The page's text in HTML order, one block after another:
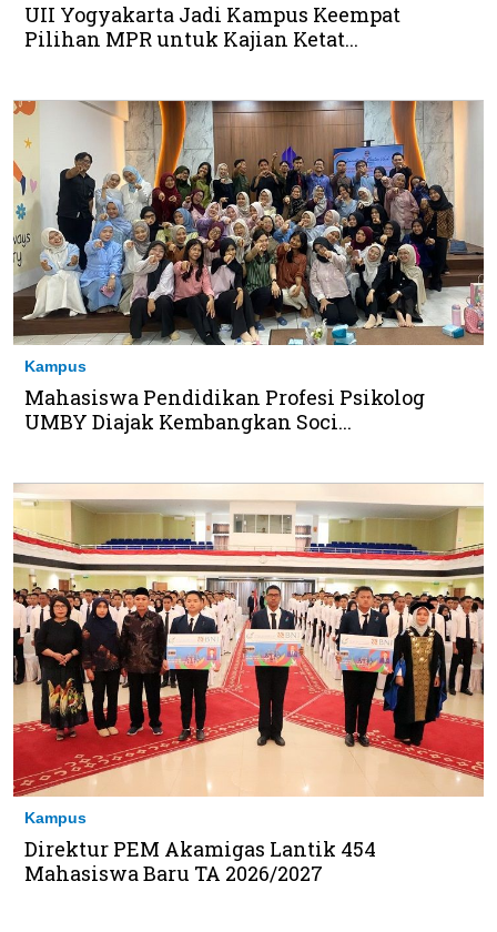
UII Yogyakarta Jadi Kampus Keempat
Pilihan MPR untuk Kajian Ketat...
Kampus
Mahasiswa Pendidikan Profesi Psikolog
UMBY Diajak Kembangkan Soci...
Kampus
Direktur PEM Akamigas Lantik 454
Mahasiswa Baru TA 2026/2027